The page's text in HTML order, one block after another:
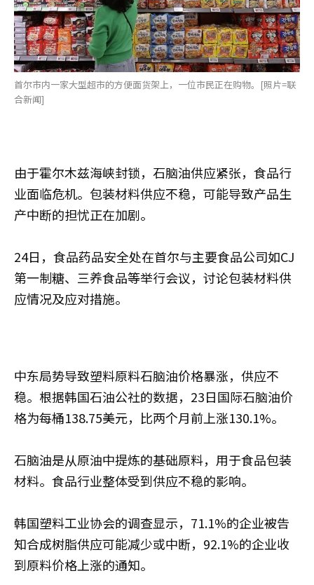
首尔市内一家大型超市的方便面货架上，一位市民正在购物。[照片=联
合新闻]
由于霍尔木兹海峡封锁，石脑油供应紧张，食品行
业面临危机。包装材料供应不稳，可能导致产品生
产中断的担忧正在加剧。
24日，食品药品安全处在首尔与主要食品公司如CJ
第一制糖、三养食品等举行会议，讨论包装材料供
应情况及应对措施。
中东局势导致塑料原料石脑油价格暴涨，供应不
稳。根据韩国石油公社的数据，23日国际石脑油价
格为每桶138.75美元，比两个月前上涨130.1%。
石脑油是从原油中提炼的基础原料，用于食品包装
材料。食品行业整体受到供应不稳的影响。
韩国塑料工业协会的调查显示，71.1%的企业被告
知合成树脂供应可能减少或中断，92.1%的企业收
到原料价格上涨的通知。